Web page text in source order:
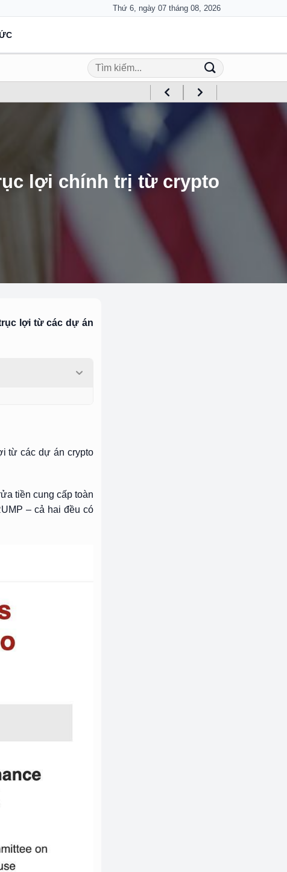
Thứ 6, ngày 07 tháng 08, 2026
lợi chính trị từ crypto
lợi từ các dự án
từ các dự án crypto
tiền cung cấp toàn
– cả hai đều có